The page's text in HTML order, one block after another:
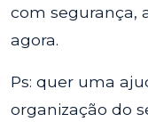
com segurança,
agora.
Ps: quer uma
organização do